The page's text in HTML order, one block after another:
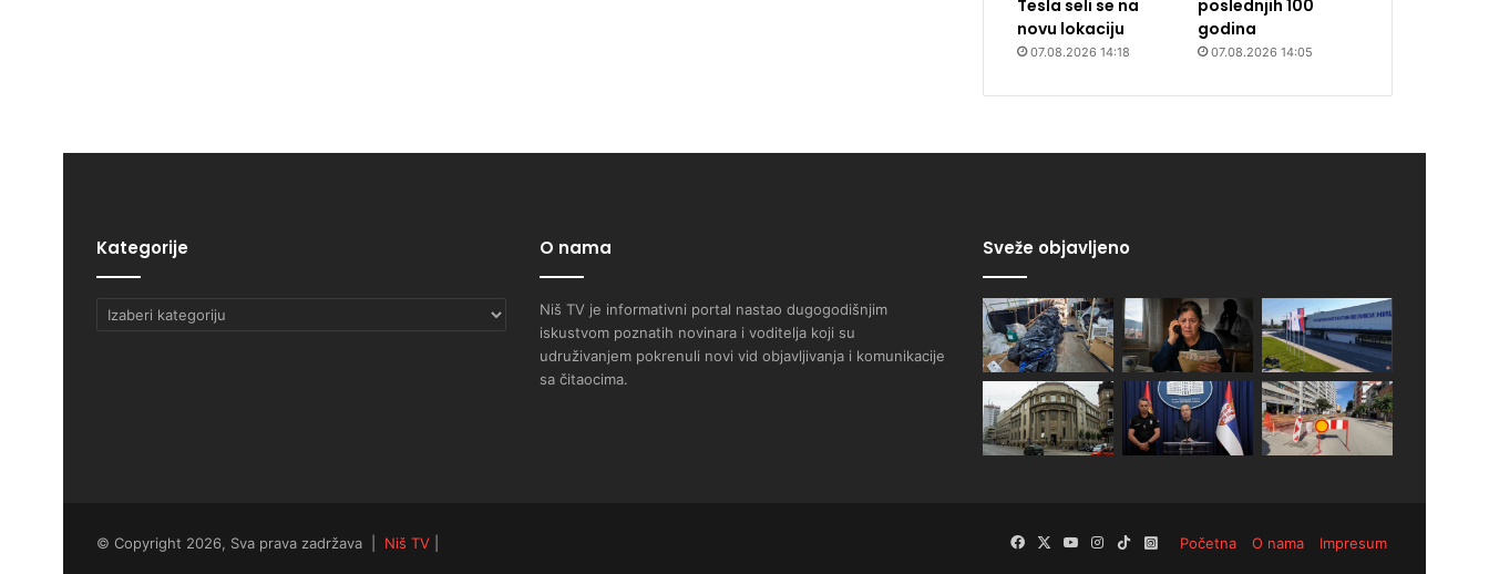
Tesla seli se na
novu lokaciju
07.08.2026 14:18
poslednjih 100
godina
07.08.2026 14:05
Kategorije
Kategorije
O nama
Niš TV je informativni portal nastao dugogodišnjim
iskustvom poznatih novinara i voditelja koji su
udruživanjem pokrenuli novi vid objavljivanja i komunikacije
sa čitaocima.
Sveže objavljeno
© Copyright 2026, Sva prava zadržava | Niš TV Početna O nama Impresum
FacebookYouTubeInstagram
TikTokInstagram